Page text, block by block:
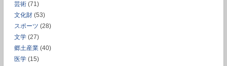
芸術 (71)
文化財 (53)
スポーツ (28)
文学 (27)
郷土産業 (40)
医学 (15)